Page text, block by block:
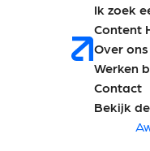
Ik zoek
Content
Over ons
Werken
Contact
Bekijk